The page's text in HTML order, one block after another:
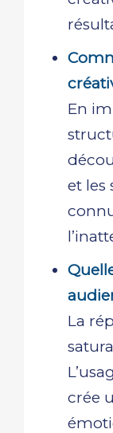
En
et les
La
crée